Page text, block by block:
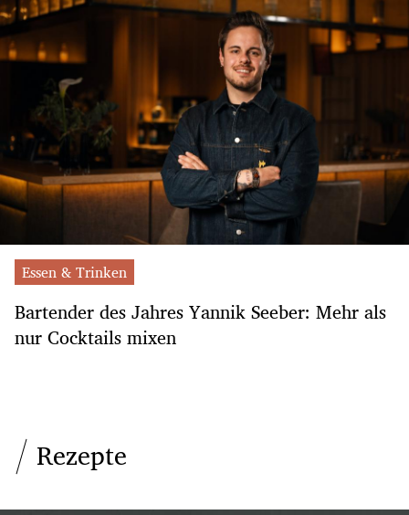
Essen & Trinken
Bartender des Jahres Yannik Seeber: Mehr als
nur Cocktails mixen
Rezepte